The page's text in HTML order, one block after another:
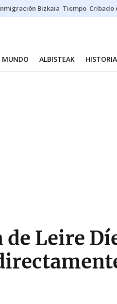
Bizkaia Tiempo Cribado
MUNDO ALBISTEAK
Leire